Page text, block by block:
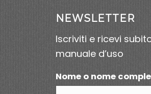
NEWSLETTER
Iscriviti e ricevi
manuale d’uso
Nome o nome